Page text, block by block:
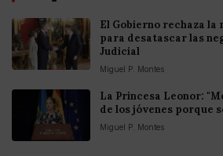
El Gobierno rechaza la
para desatascar las
Judicial
Miguel P. Montes
La Princesa Leonor:
de los jóvenes porque
Miguel P. Montes